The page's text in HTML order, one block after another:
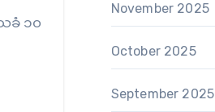
ခံ ၁၀
November 2025
October 2025
September 2025